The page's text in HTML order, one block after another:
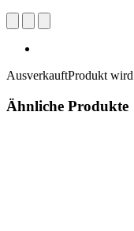
AusverkauftProdukt wird
Ähnliche Produkte